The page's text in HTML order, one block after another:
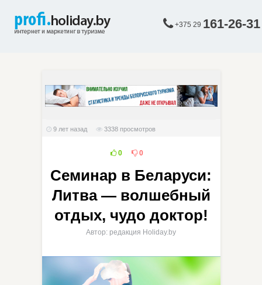
+375 29 161-26-31
9 лет назад 3338 просмотров
0 0
Семинар в Беларуси:
Литва — волшебный
отдых, чудо доктор!
Автор: редакция Holiday.by